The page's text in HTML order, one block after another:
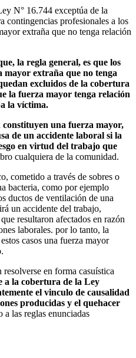
N° 16.744 exceptúa de la
contingencias profesionales a los
extraña que no tenga relación
la regla general, es que los
mayor extraña que no tenga
excluidos de la cobertura
la fuerza mayor tenga relación
la víctima.
una fuerza mayor,
de un accidente laboral si la
en virtud del trabajo que
cualquiera de la comunidad.
cometido a través de sobres o
bacteria, como por ejemplo
ductos de ventilación de una
un accidente del trabajo,
resultaron afectados en razón
laborales. por lo tanto, la
casos una fuerza mayor
en forma casuística
a la cobertura de la Ley
el vinculo de causalidad
producidas y el quehacer
a las reglas enunciadas